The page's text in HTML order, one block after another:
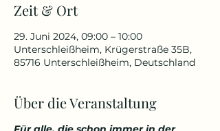
Zeit & Ort
29. Juni 2024, 09:00 – 10:00
Unterschleißheim, Krügerstraße 35B,
85716 Unterschleißheim, Deutschland
Über die Veranstaltung